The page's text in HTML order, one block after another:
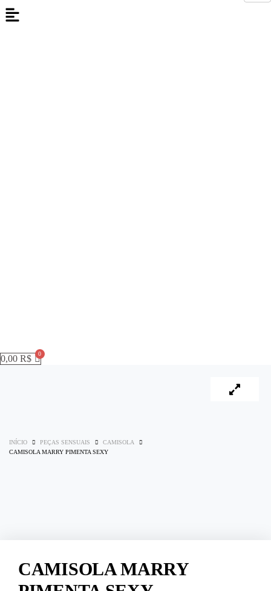
Menu
0,00 R$
INÍCIO PEÇAS SENSUAIS
CAMISOLA
CAMISOLA MARRY PIMENTA SEXY
CAMISOLA MARRY